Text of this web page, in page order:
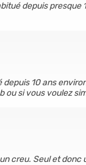
depuis presque
10 ans
ou si vous voulez
creu. Seul et donc